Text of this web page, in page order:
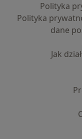
Polityka
Polityka
dane
Jak